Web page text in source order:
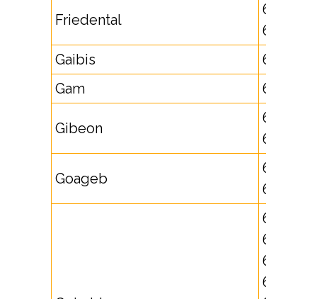
Friedental
621737,
625721
Gaibis
632811
Gam
672455
Gibeon
63251,
631717
Goageb
631718,
632835
62562,
62563,
62564,
62565,